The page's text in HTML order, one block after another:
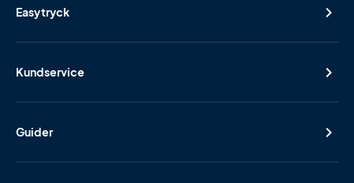
Easytryck
Kundservice
Guider